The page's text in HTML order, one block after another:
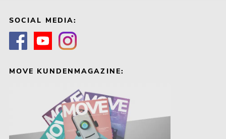
SOCIAL MEDIA:
MOVE KUNDENMAGAZINE: